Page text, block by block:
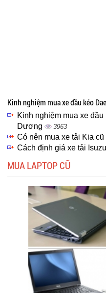
Kinh nghiệm mua xe đầu kéo
Kinh nghiệm mua xe
Dương
3963
Có nên mua xe tải Kia cũ
Cách định giá xe tải
MUA LAPTOP CŨ